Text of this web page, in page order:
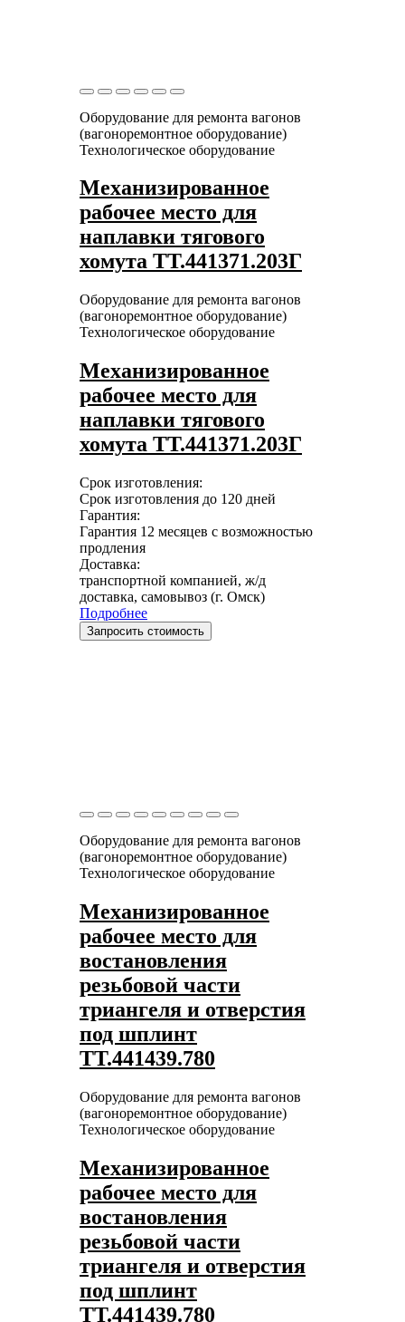
Оборудование для ремонта вагонов
(вагоноремонтное оборудование)
Технологическое оборудование
Механизированное
рабочее место для
наплавки тягового
хомута ТТ.441371.203Г
Оборудование для ремонта вагонов
(вагоноремонтное оборудование)
Технологическое оборудование
Механизированное
рабочее место для
наплавки тягового
хомута ТТ.441371.203Г
Срок изготовления:
Срок изготовления до 120 дней
Гарантия:
Гарантия 12 месяцев с возможностью
продления
Доставка:
транспортной компанией, ж/д
доставка, самовывоз (г. Омск)
Подробнее
Запросить стоимость
Оборудование для ремонта вагонов
(вагоноремонтное оборудование)
Технологическое оборудование
Механизированное
рабочее место для
востановления
резьбовой части
триангеля и отверстия
под шплинт
ТТ.441439.780
Оборудование для ремонта вагонов
(вагоноремонтное оборудование)
Технологическое оборудование
Механизированное
рабочее место для
востановления
резьбовой части
триангеля и отверстия
под шплинт
ТТ.441439.780